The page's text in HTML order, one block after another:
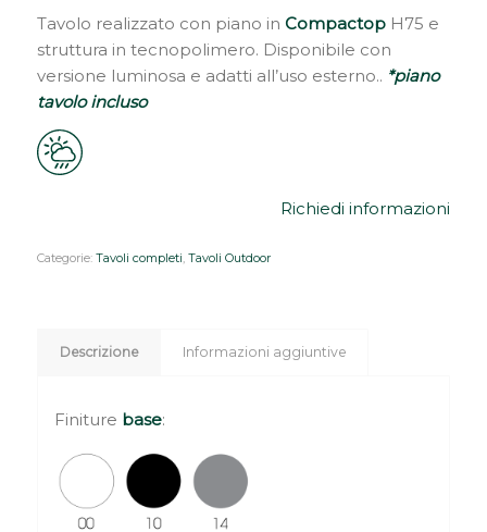
Tavolo realizzato con piano in CompactopH75 e
struttura in tecnopolimero. Disponibile con
versione luminosa e adatti all’uso esterno.. *piano
tavolo incluso
Richiedi informazioni
Categorie: Tavoli completi, Tavoli Outdoor
Descrizione Informazioni aggiuntive
Finiture base: